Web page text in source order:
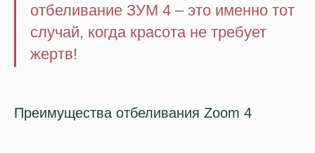
отбеливание ЗУМ 4 – это именно тот
случай, когда красота не требует
жертв!
Преимущества отбеливания Zoom 4